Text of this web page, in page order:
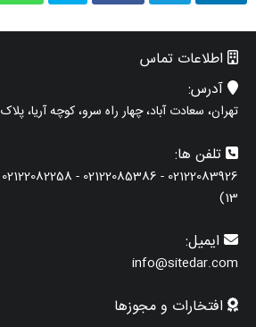
اطلاعات تماس
آدرس:
تهران، سعادت آباد، چهار راه سرو، کوچه آریا، پلاک 4، طبقه 4، واحد 7
تلفن ها:
13)
ایمیل:
info@sitedar.com
افتخارات و مجوزها